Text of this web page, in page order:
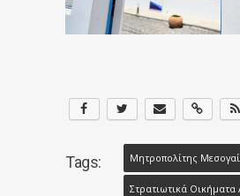
Tags: Μητροπολίτης
Στρατιωτικά Οικήματα